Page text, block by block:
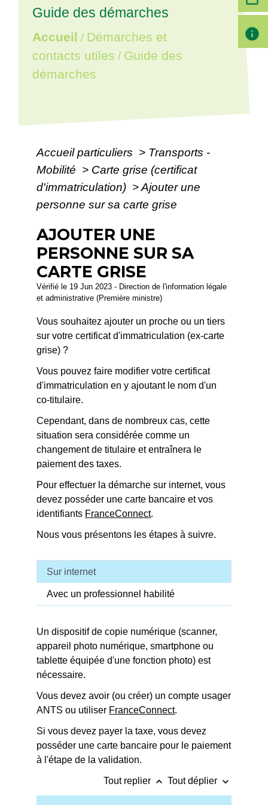
Guide des démarches
Accueil / Démarches et
contacts utiles / Guide des
démarches
Accueil particuliers > Transports -
Mobilité > Carte grise (certificat
d'immatriculation) >Ajouter une
personne sur sa carte grise
AJOUTER UNE
PERSONNE SUR SA
CARTE GRISE
Vérifié le 19 Jun 2023 - Direction de l'information légale
et administrative (Première ministre)
Vous souhaitez ajouter un proche ou un tiers
sur votre certificat d'immatriculation (ex-carte
grise) ?
Vous pouvez faire modifier votre certificat
d'immatriculation en y ajoutant le nom d'un
co-titulaire.
Cependant, dans de nombreux cas, cette
situation sera considérée comme un
changement de titulaire et entraînera le
paiement des taxes.
Pour effectuer la démarche sur internet, vous
devez posséder une carte bancaire et vos
identifiants FranceConnect.
Nous vous présentons les étapes à suivre.
Sur internet
Avec un professionnel habilité
Un dispositif de copie numérique (scanner,
appareil photo numérique, smartphone ou
tablette équipée d'une fonction photo) est
nécessaire.
Vous devez avoir (ou créer) un compte usager
ANTS ou utiliser FranceConnect.
Si vous devez payer la taxe, vous devez
posséder une carte bancaire pour le paiement
à l'étape de la validation.
Tout replier keyboard_arrow_up Tout déplier keyboard_arrow_down
info